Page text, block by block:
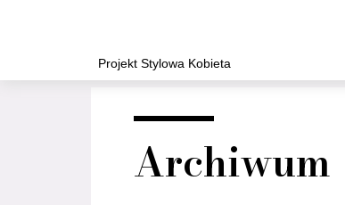
Projekt Stylowa Kobieta
Archiwum